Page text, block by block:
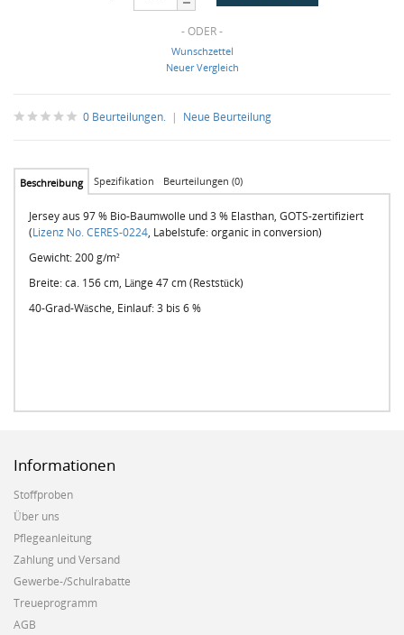
- ODER -
Wunschzettel
Neuer Vergleich
0 Beurteilungen. | Neue Beurteilung
Beschreibung Spezifikation Beurteilungen (0)
Jersey aus 97 % Bio-Baumwolle und 3 % Elasthan, GOTS-zertifiziert
(Lizenz No. CERES-0224, Labelstufe: organic in conversion)
Gewicht: 200 g/m²
Breite: ca. 156 cm, Länge 47 cm (Reststück)
40-Grad-Wäsche, Einlauf: 3 bis 6 %
Informationen
Stoffproben
Über uns
Pflegeanleitung
Zahlung und Versand
Gewerbe-/Schulrabatte
Treueprogramm
AGB